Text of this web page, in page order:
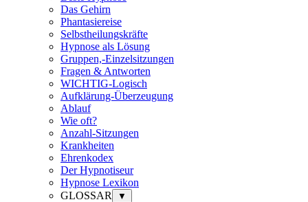
Das Gehirn
Phantasiereise
Selbstheilungskräfte
Hypnose als Lösung
Gruppen,-Einzelsitzungen
Fragen & Antworten
WICHTIG-Logisch
Aufklärung-Überzeugung
Ablauf
Wie oft?
Anzahl-Sitzungen
Krankheiten
Ehrenkodex
Der Hypnotiseur
Hypnose Lexikon
GLOSSAR
▼